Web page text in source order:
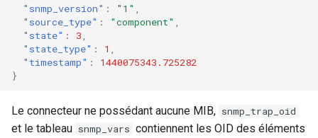
"snmp_version" : "1" ,
"source_type" : "component" ,
"state" : 3,
"state_type" : 1 ,
"timestamp" :
1440075343.725282
}
Le connecteur ne possédant aucune MIB, snmp_trap_oid
et le tableau snmp_vars contiennent les OID des éléments